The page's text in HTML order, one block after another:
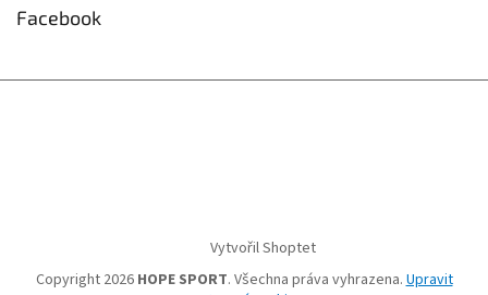
Facebook
Vytvořil Shoptet
Copyright 2026 HOPE SPORT. Všechna práva vyhrazena.Upravit